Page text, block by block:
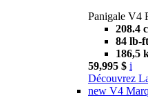
Panigale V4
208.4
84 lb-ft
186,5
59,995 $ i
Découvrez
new V4